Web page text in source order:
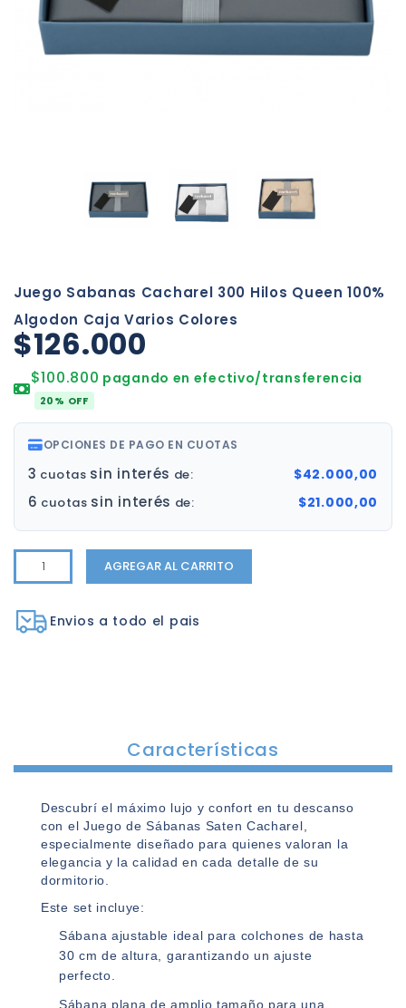
Juego Sabanas Cacharel 300 Hilos Queen 100%
Algodon Caja Varios Colores
$126.000
$100.800 pagando en efectivo/transferencia
20% OFF
OPCIONES DE PAGO EN CUOTAS
3 cuotas sin interés de: $42.000,00
6 cuotas sin interés de: $21.000,00
AGREGAR AL CARRITO
Envios a todo el pais
Características
Descubrí el máximo lujo y confort en tu descanso
con el Juego de Sábanas Saten Cacharel,
especialmente diseñado para quienes valoran la
elegancia y la calidad en cada detalle de su
dormitorio.
Este set incluye:
Sábana ajustable ideal para colchones de hasta
30 cm de altura, garantizando un ajuste
perfecto.
Sábana plana de amplio tamaño para una